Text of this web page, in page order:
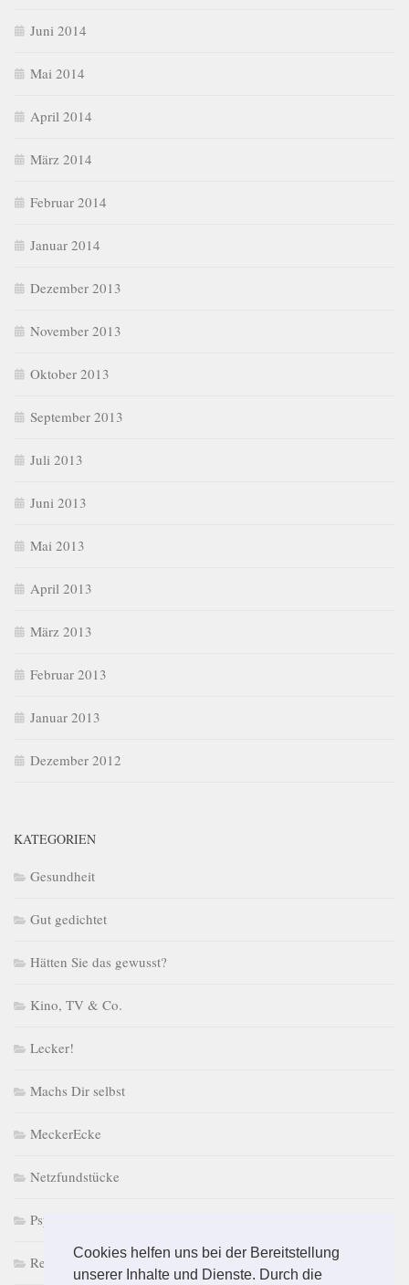
Cookies helfen uns bei der Bereitstellung
unserer Inhalte und Dienste. Durch die
Juni 2014
Mai 2014
April 2014
März 2014
Februar 2014
Januar 2014
Dezember 2013
November 2013
Oktober 2013
September 2013
Juli 2013
Juni 2013
Mai 2013
April 2013
März 2013
Februar 2013
Januar 2013
Dezember 2012
KATEGORIEN
Gesundheit
Gut gedichtet
Hätten Sie das gewusst?
Kino, TV & Co.
Lecker!
Machs Dir selbst
MeckerEcke
Netzfundstücke
PsychoPuzzle
Retro macht Laune